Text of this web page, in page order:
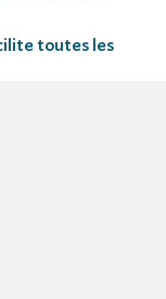
toutes les